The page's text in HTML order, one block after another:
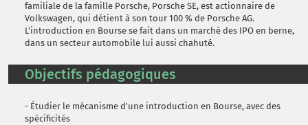
familiale de la famille Porsche, Porsche SE, est actionnaire de
Volkswagen, qui détient à son tour 100 % de Porsche AG.
L'introduction en Bourse se fait dans un marché des IPO en berne,
dans un secteur automobile lui aussi chahuté.
Objectifs pédagogiques
- Étudier le mécanisme d'une introduction en Bourse, avec des
spécificités